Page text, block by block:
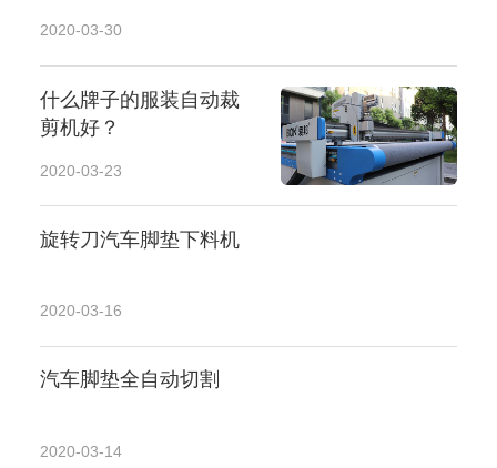
2020-03-30
什么牌子的服装自动裁
剪机好？
2020-03-23
旋转刀汽车脚垫下料机
2020-03-16
汽车脚垫全自动切割
2020-03-14